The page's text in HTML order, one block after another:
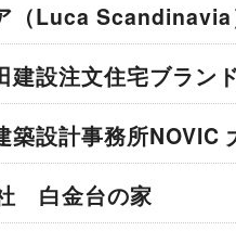
（Luca
建設注文住宅ブラン
築設計事務所NOVIC
白金台の家